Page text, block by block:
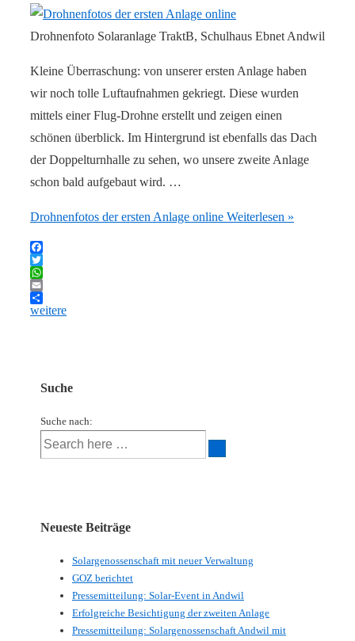
Drohnenfoto Solaranlage TraktB, Schulhaus Ebnet Andwil
Kleine Überraschung: von unserer ersten Anlage haben
wir noch tolle Luftaufnahmen gekriegt. Diese wurden
mittels einer Flug-Drohne erstellt und zeigen einen
schönen überblick. Im Hintergrund ist ebenfalls das Dach
der Doppelturnhalle zu sehen, wo unsere zweite Anlage
schon bald aufgebaut wird. …
Drohnenfotos der ersten Anlage online Weiterlesen »
Facebook
Twitter
WhatsApp
Email
weitere
Suche
Suche nach:
Neueste Beiträge
Solargenossenschaft mit neuer Verwaltung
GOZ berichtet
Pressemitteilung: Solar-Event in Andwil
Erfolgreiche Besichtigung der zweiten Anlage
Pressemitteilung: Solargenossenschaft Andwil mit